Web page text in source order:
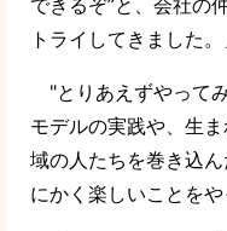
できるぞ”と、会社の
トライしてきました
"とりあえずやって
モデルの実践や、生
域の人たちを巻き込
にかく楽しいことを